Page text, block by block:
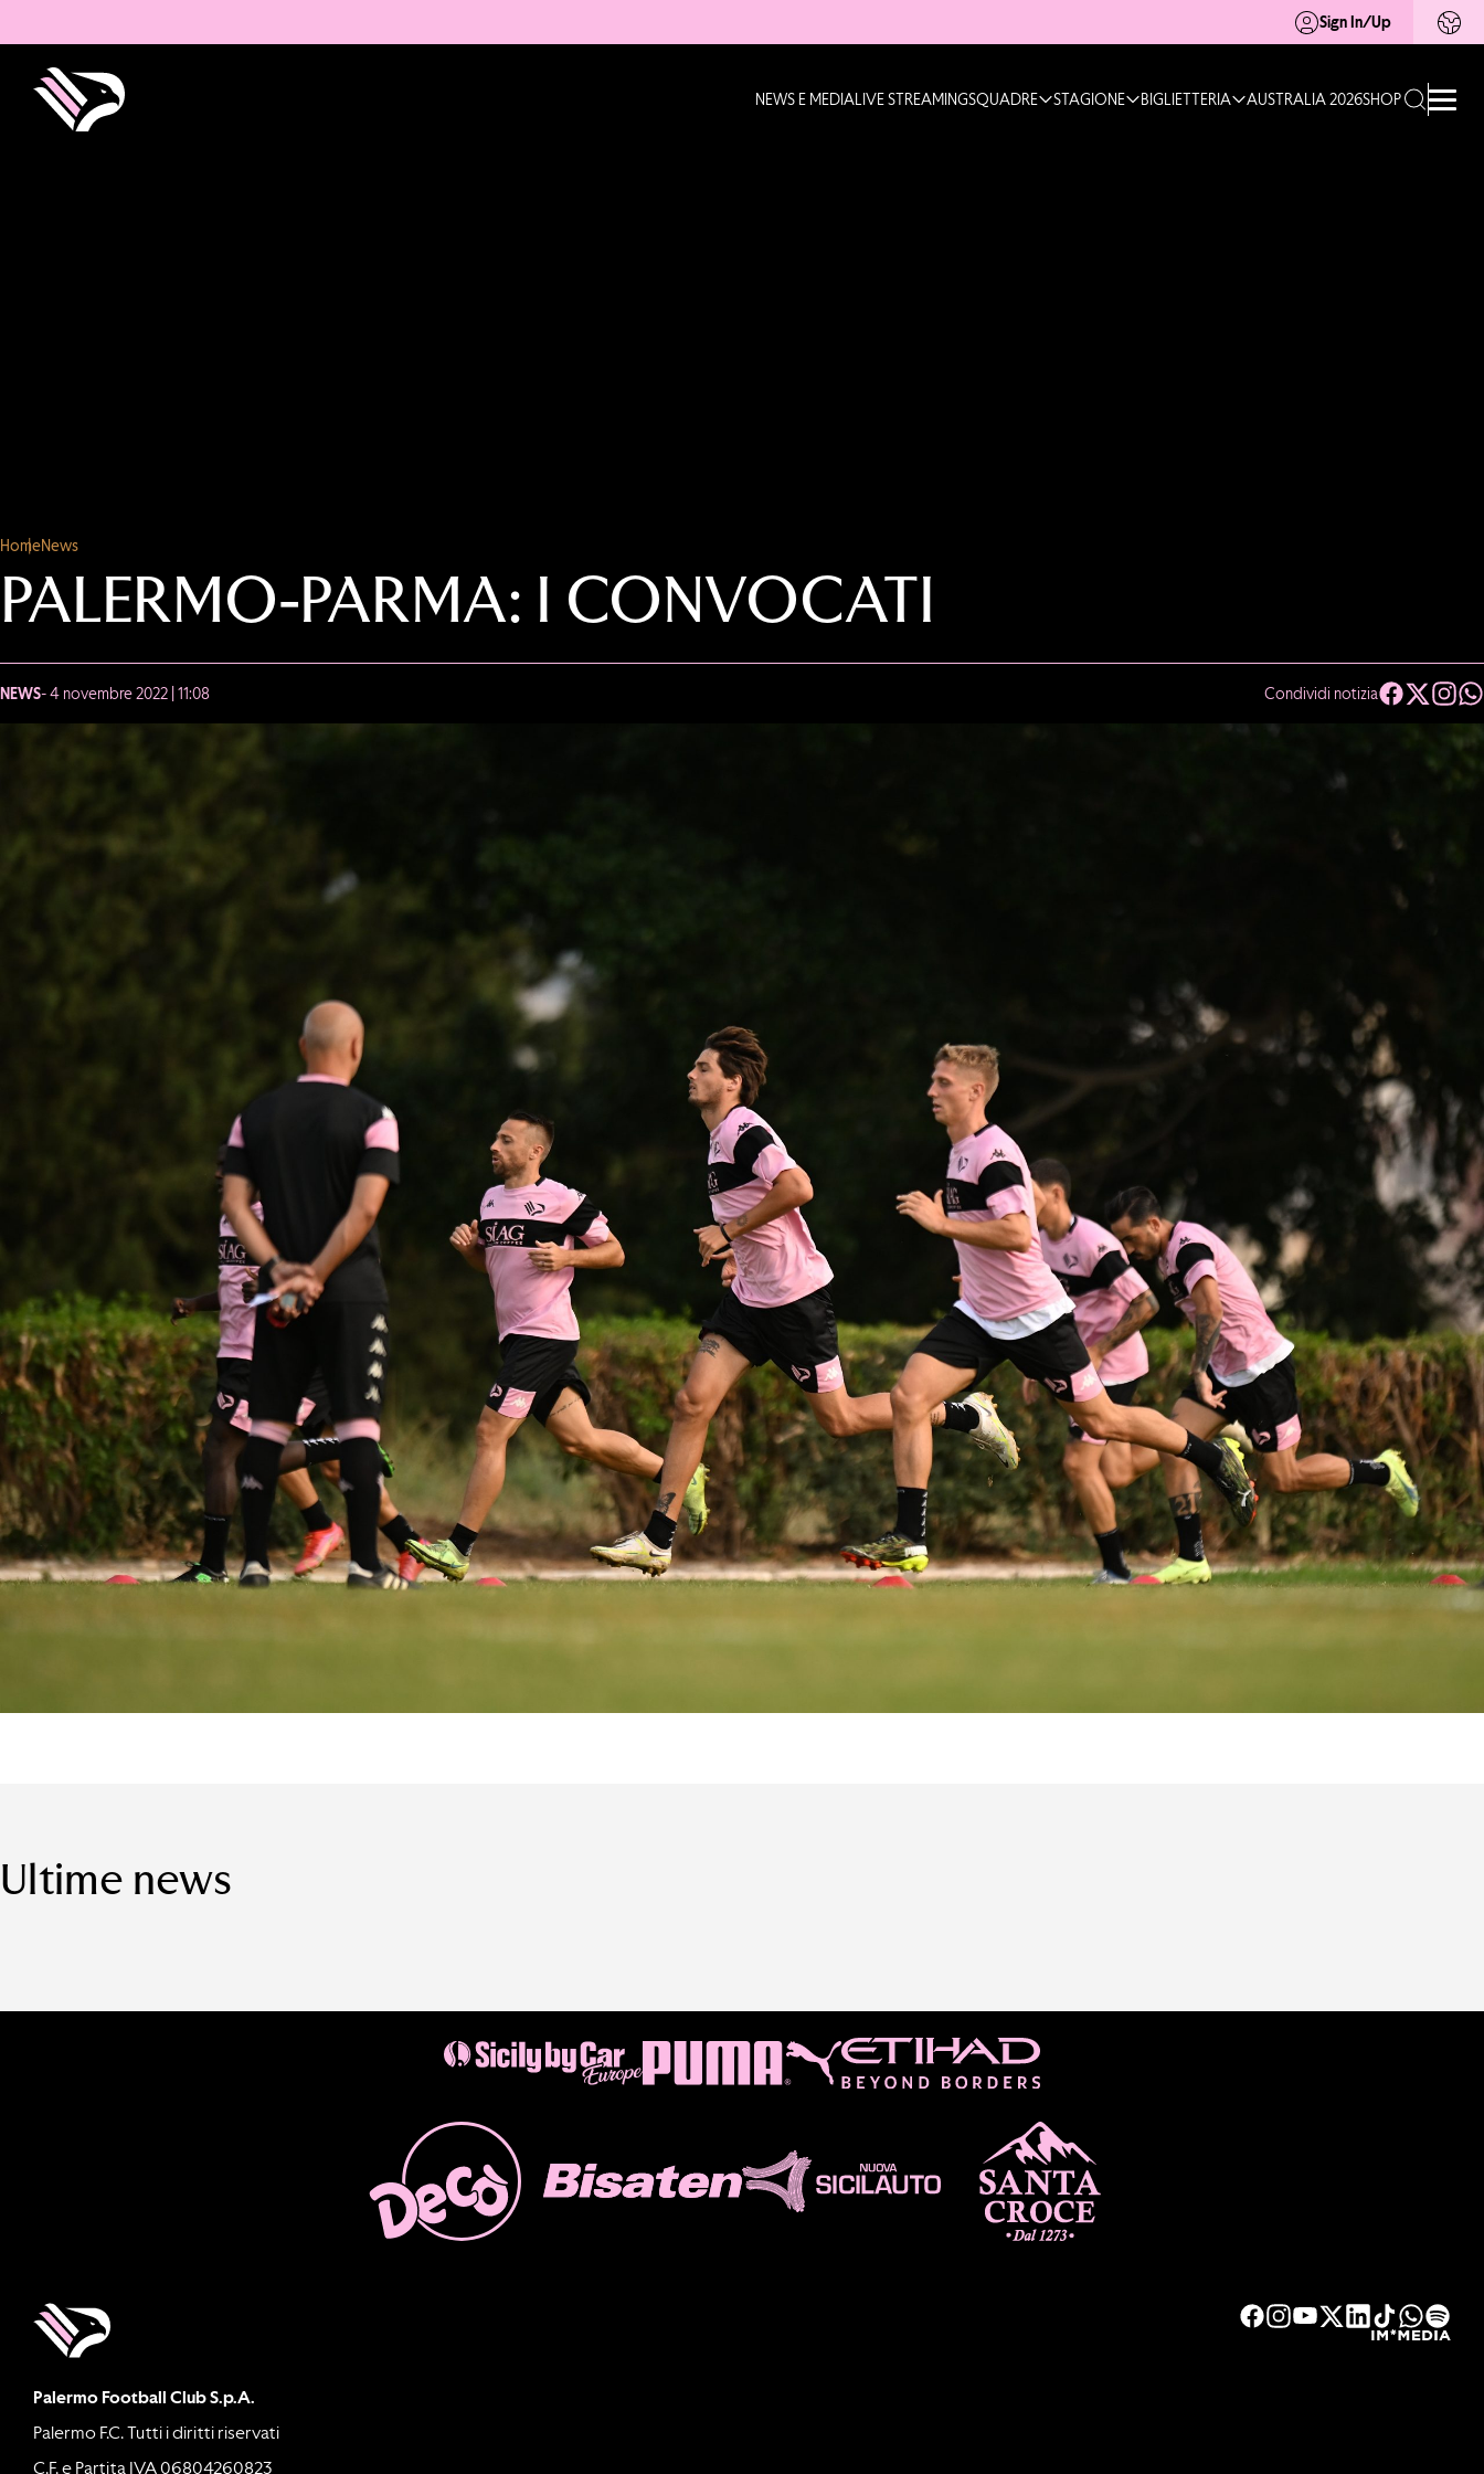
Sign In/Up
NEWS E MEDIALIVE STREAMINGSQUADRE STAGIONE BIGLIETTERIA AUSTRALIA 2026SHOP
HomeNews
PALERMO-PARMA: I CONVOCATI
NEWS- 4 novembre 2022 | 11:08 Condividi notizia
Ultime news
Palermo Football Club S.p.A.
Palermo F.C. Tutti i diritti riservati
C.F. e Partita IVA 06804260823